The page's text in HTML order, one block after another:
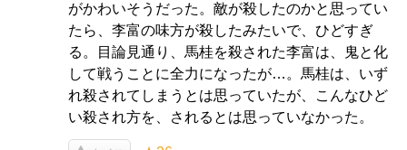
がかわいそうだった。敵が殺したのかと思ってい
たら、李富の味方が殺したみたいで、ひどすぎ
る。目論見通り、馬桂を殺された李富は、鬼と化
して戦うことに全力になったが…。馬桂は、いず
れ殺されてしまうとは思っていたが、こんなひど
い殺され方を、されるとは思っていなかった。